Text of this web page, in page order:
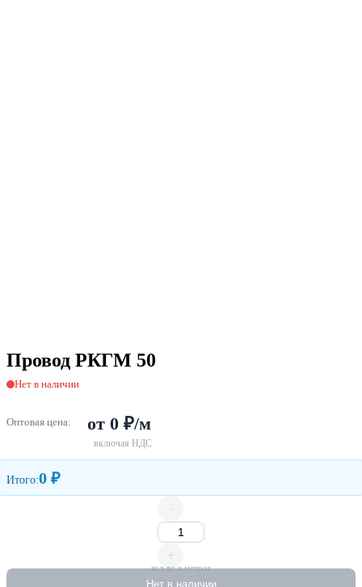
Провод РКГМ 50
Нет в наличии
Оптовая цена: от 0 ₽/м
включая НДС
Итого:0 ₽
-
+
кол-во в метрах
Нет в наличии